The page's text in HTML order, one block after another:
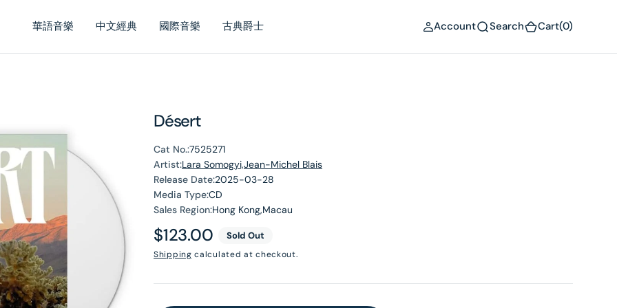
華語音樂 中文經典 國際音樂 古典爵士 Account Search Cart(0)
Désert
Cat No.:7525271
Artist:Lara Somogyi,Jean-Michel Blais
Release Date:2025-03-28
Media Type:CD
Sales Region:Hong Kong,Macau
Regular
price
$123.00 Sold Out
Shipping calculated at checkout.